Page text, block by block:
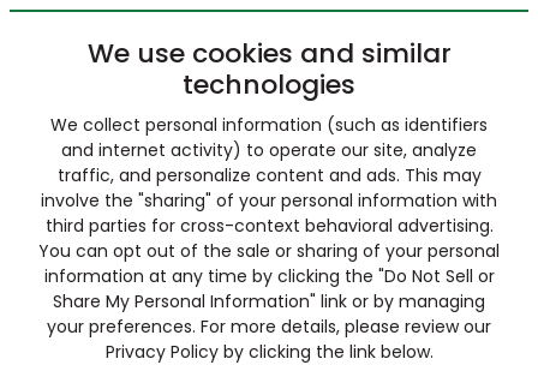
We use cookies and similar
technologies
We collect personal information (such as identifiers
and internet activity) to operate our site, analyze
traffic, and personalize content and ads. This may
involve the "sharing" of your personal information with
third parties for cross-context behavioral advertising.
You can opt out of the sale or sharing of your personal
information at any time by clicking the "Do Not Sell or
Share My Personal Information" link or by managing
your preferences. For more details, please review our
Privacy Policy by clicking the link below.